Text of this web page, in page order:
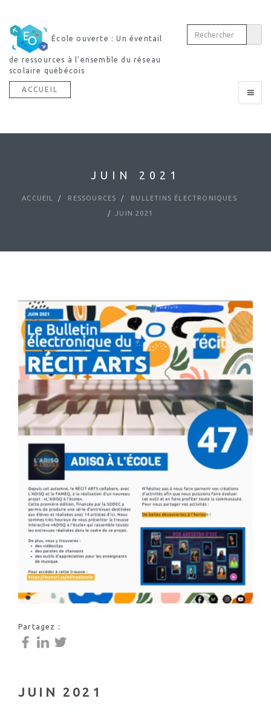
École ouverte : Un éventail
de ressources à l’ensemble du réseau
scolaire québécois
Toggle
ACCUEIL
JUIN 2021
ACCUEIL RESSOURCES BULLETINS ÉLECTRONIQUES
JUIN 2021
Partagez :
JUIN 2021